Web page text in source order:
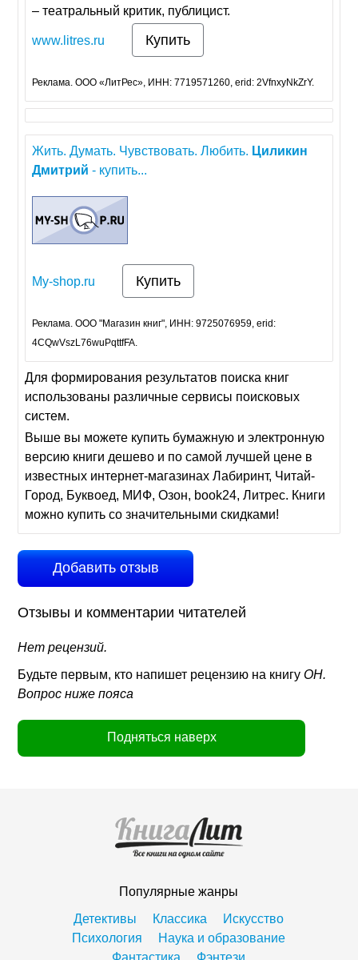
– театральный критик, публицист.
www.litres.ru Купить
Реклама. ООО «ЛитРес», ИНН: 7719571260, erid: 2VfnxyNkZrY.
Жить. Думать. Чувствовать. Любить. Циликин
Дмитрий - купить...
My-shop.ru Купить
Реклама. ООО "Магазин книг", ИНН: 9725076959, erid:
4CQwVszL76wuPqttfFA.
Для формирования результатов поиска книг
использованы различные сервисы поисковых
систем.
Выше вы можете купить бумажную и электронную
версию книги дешево и по самой лучшей цене в
известных интернет-магазинах Лабиринт, Читай-
Город, Буквоед, МИФ, Озон, book24, Литрес. Книги
можно купить со значительными скидками!
Добавить отзыв
Отзывы и комментарии читателей
Нет рецензий.
Будьте первым, кто напишет рецензию на книгуОН.
Вопрос ниже пояса
Подняться наверх
Популярные жанры
Детективы
Классика
Искусство
Психология
Наука и образование